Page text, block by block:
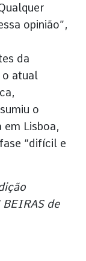
opinião”,
da
o atual
o
em Lisboa,
“difícil e
de